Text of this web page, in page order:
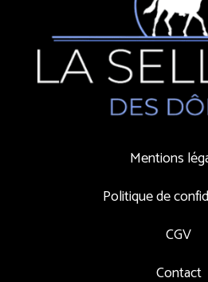
Mentions
Politique de
CGV
Contact